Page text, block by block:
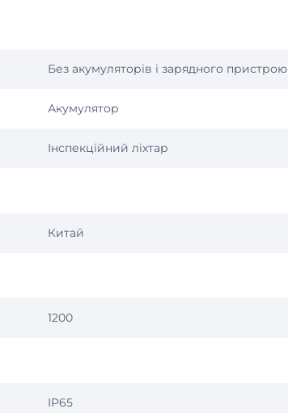
Без акумуляторів і зарядного пристрою
Акумулятор
Інспекційний ліхтар
Китай
1200
IP65